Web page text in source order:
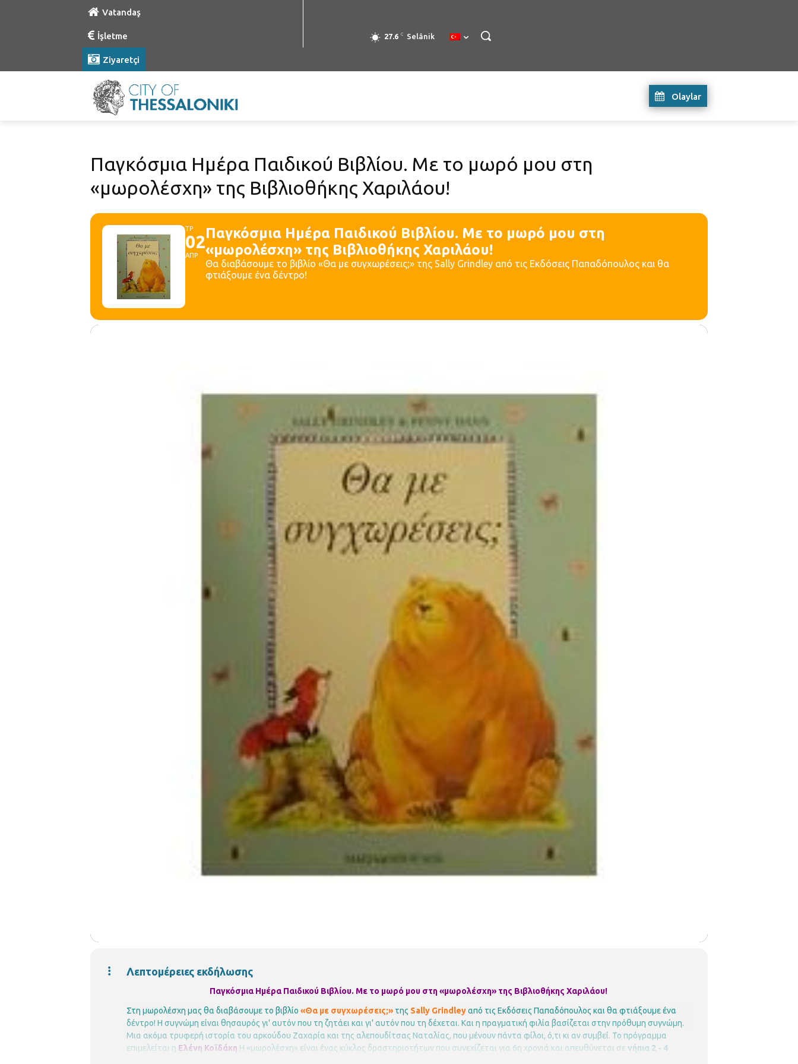
Vatandaş
İşletme
Ziyaretçi
27.6 C Selânik
Olaylar
Παγκόσμια Ημέρα Παιδικού Βιβλίου. Με το μωρό μου στη
«μωρολέσχη» της Βιβλιοθήκης Χαριλάου!
ΤΡ
02
ΑΠΡ
Παγκόσμια Ημέρα Παιδικού Βιβλίου. Με το μωρό μου στη
«μωρολέσχη» της Βιβλιοθήκης Χαριλάου!
Θα διαβάσουμε το βιβλίο «Θα με συγχωρέσεις;» της Sally Grindley από τις Εκδόσεις Παπαδόπουλος και θα
φτιάξουμε ένα δέντρο!
Λεπτομέρειες εκδήλωσης
Παγκόσμια Ημέρα Παιδικού Βιβλίου. Με το μωρό μου στη «μωρολέσχη» της Βιβλιοθήκης Χαριλάου!
Στη μωρολέσχη μας θα διαβάσουμε το βιβλίο «Θα με συγχωρέσεις;» της Sally Grindleyαπό τις Εκδόσεις Παπαδόπουλος και θα φτιάξουμε ένα
δέντρο! Η συγνώμη είναι θησαυρός γι' αυτόν που τη ζητάει και γι' αυτόν που τη δέχεται. Και η πραγματική φιλία βασίζεται στην πρόθυμη συγνώμη.
Μια ακόμα τρυφερή ιστορία του αρκούδου Ζαχαρία και της αλεπουδίτσας Ναταλίας, που μένουν πάντα φίλοι, ό,τι κι αν συμβεί. Το πρόγραμμα
επιμελείται η Ελένη Κοϊδάκη Η «μωρολέσχη» είναι ένας κύκλος δραστηριοτήτων που συνεχίζεται για 6η χρονιά και απευθύνεται σε νήπια 2 - 4